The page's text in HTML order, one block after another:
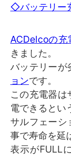
◇バッテリー
ACDelcoの充
きました。
バッテリーが
ョンです。
この充電器
電できるとい
サルフェーシ
事で寿命を延
表示がFULL